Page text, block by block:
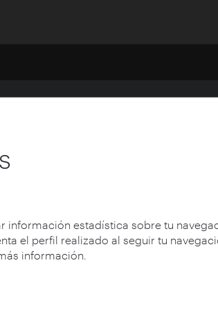
información estadística sobre tu
el perfil realizado al seguir tu
información.